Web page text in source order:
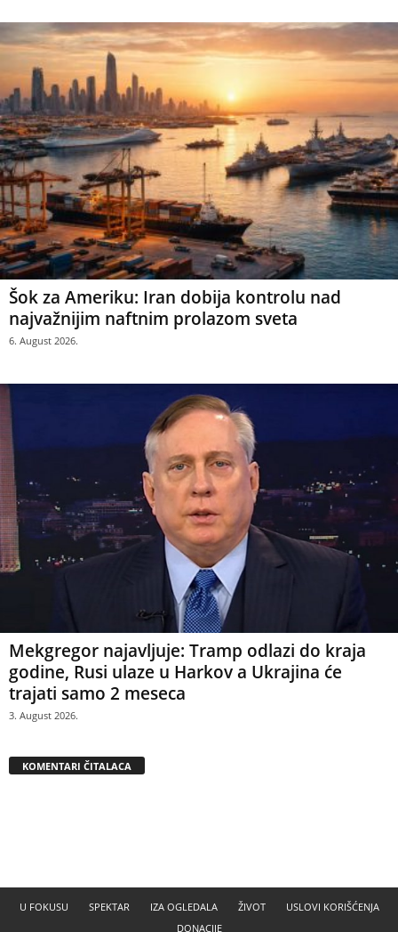
Šok za Ameriku: Iran dobija kontrolu nad
najvažnijim naftnim prolazom sveta
6. August 2026.
Mekgregor najavljuje: Tramp odlazi do kraja
godine, Rusi ulaze u Harkov a Ukrajina će
trajati samo 2 meseca
3. August 2026.
KOMENTARI ČITALACA
U FOKUSU SPEKTAR IZA OGLEDALA ŽIVOT
USLOVI KORIŠĆENJA
DONACIJE